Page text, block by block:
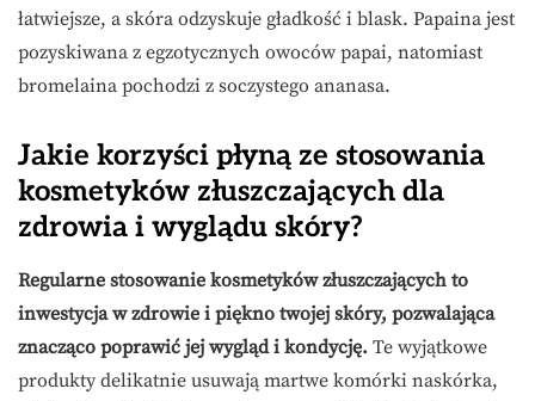
łatwiejsze, a skóra odzyskuje gładkość i blask. Papaina jest
pozyskiwana z egzotycznych owoców papai, natomiast
bromelaina pochodzi z soczystego ananasa.
Jakie korzyści płyną ze stosowania
kosmetyków złuszczających dla
zdrowia i wyglądu skóry?
Regularne stosowanie kosmetyków złuszczających to
inwestycja w zdrowie i piękno twojej skóry, pozwalająca
znacząco poprawić jej wygląd i kondycję. Te wyjątkowe
produkty delikatnie usuwają martwe komórki naskórka,